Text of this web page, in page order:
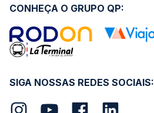
SIGA NOSSAS REDES SOCIAIS:
CONHEÇA O GRUPO QP: